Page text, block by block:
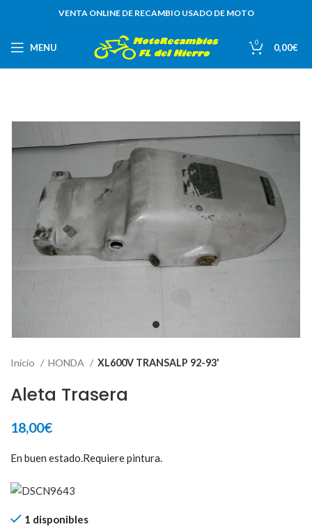
VENTA ONLINE DE RECAMBIO USADO DE MOTO
MENU 0 0,00€
Inicio HONDA XL600V TRANSALP 92-93'
Aleta Trasera
18,00€
En buen estado.Requiere pintura.
1 disponibles